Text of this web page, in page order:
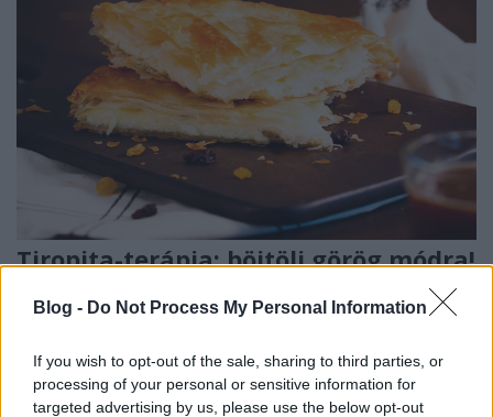
Blog - Do Not Process My Personal Information
If you wish to opt-out of the sale, sharing to third parties, or
processing of your personal or sensitive information for
targeted advertising by us, please use the below opt-out
Tiropita-terápia: böjtölj görög módra!
Február 17-én beütött a 40 napos nagyböjt: semmi
vész, a dolog lehetőséget nyújt arra, hogy
komfortzónánkat elhagyva húsmentesen ...